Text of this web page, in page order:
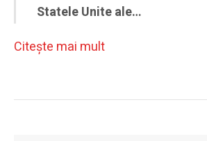
Statele Unite ale…
Citeşte mai mult